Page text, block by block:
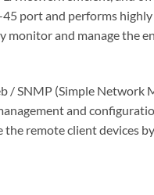
port and performs
monitor and manage the
/ SNMP (Simple Network
and
remote client devices